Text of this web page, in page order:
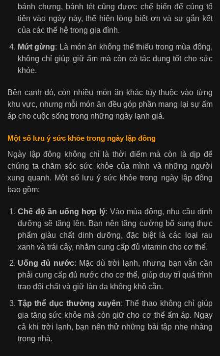
bánh chưng, bánh tét cũng được chế biến để cúng tổ
tiên vào ngày này, thể hiện lòng biết ơn và sự gắn kết
của các thế hệ trong gia đình.
Mứt gừng: Là món ăn không thể thiếu trong mùa đông,
không chỉ giúp giữ ấm mà còn có tác dụng tốt cho sức
khỏe.
Bên cạnh đó, còn nhiều món ăn khác tùy thuộc vào từng
khu vực, nhưng mỗi món ăn đều góp phần mang lại sự ấm
áp cho cuộc sống trong những ngày lạnh giá.
Một số lưu ý sức khỏe trong ngày lập đông
Ngày lập đông không chỉ là thời điểm mà còn là dịp để
chúng ta chăm sóc sức khỏe của mình và những người
xung quanh. Một số lưu ý sức khỏe trong ngày lập đông
bao gồm:
Chế độ ăn uống hợp lý: Vào mùa đông, nhu cầu dinh
dưỡng sẽ tăng lên. Bạn nên tăng cường bổ sung thực
phẩm giàu chất dinh dưỡng, đặc biệt là các loại rau
xanh và trái cây, nhằm cung cấp đủ vitamin cho cơ thể.
Uống đủ nước: Mặc dù trời lạnh, nhưng bạn vẫn cần
phải cung cấp đủ nước cho cơ thể, giúp duy trì quá trình
trao đổi chất và giữ làn da không khô cằn.
Tập thể dục thường xuyên: Thể thao không chỉ giúp
gia tăng sức khỏe mà còn giữ cho cơ thể ấm áp. Ngay
cả khi trời lạnh, bạn nên thử những bài tập nhẹ nhàng
trong nhà.